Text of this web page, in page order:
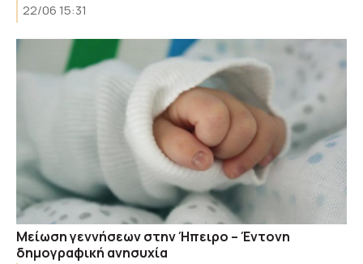
22/06 15:31
Μείωση γεννήσεων στην Ήπειρο – Έντονη
δημογραφική ανησυχία